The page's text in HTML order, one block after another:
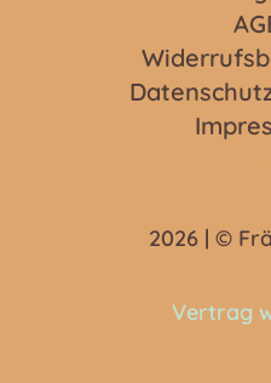
2026 | ©
Vertrag